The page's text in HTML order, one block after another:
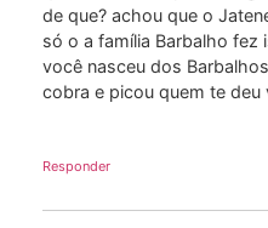
de que? achou que o
só o a família Barbalho
você nasceu dos
cobra e picou quem te deu
Responder